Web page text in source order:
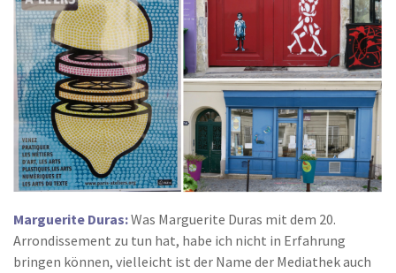
Marguerite Duras:Was Marguerite Duras mit dem 20.
Arrondissement zu tun hat, habe ich nicht in Erfahrung
bringen können, vielleicht ist der Name der Mediathek auch